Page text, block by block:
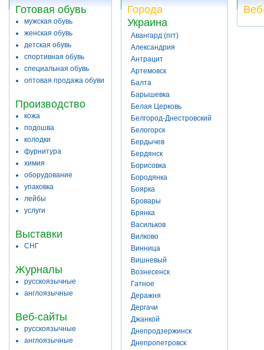
Готовая обувь
мужская обувь
женская обувь
детская обувь
спортивная обувь
специальная обувь
оптовая продажа обуви
Производство
кожа
подошва
колодки
фурнитура
химия
оборудование
упаковка
лейбы
услуги
Выставки
СНГ
Журналы
русскоязычные
англоязычные
Веб-сайты
русскоязычные
англоязычные
Города
Украина
Авангард (пгт)
Александрия
Антрацит
Артемовск
Балта
Барышевка
Белая Церковь
Белгород-Днестровский
Белогорск
Бердычев
Бердянск
Борисовка
Бородянка
Боярка
Бровары
Брянка
Васильков
Вилково
Винница
Вишневый
Вознесенск
Гатное
Деражня
Дергачи
Джанкой
Днепродзержинск
Днепропетровск